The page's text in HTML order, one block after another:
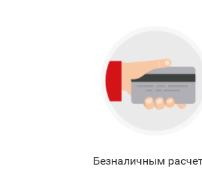
Безналичным